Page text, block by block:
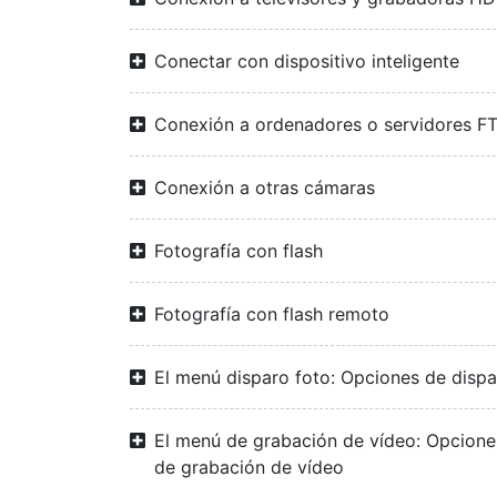
Conectar con dispositivo inteligente
Conexión a ordenadores o servidores
Conexión a otras cámaras
Fotografía con flash
Fotografía con flash remoto
El menú disparo foto: Opciones de
El menú de grabación de vídeo:
de grabación de vídeo